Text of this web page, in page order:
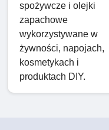
spożywcze i olejki
zapachowe
wykorzystywane w
żywności, napojach,
kosmetykach i
produktach DIY.